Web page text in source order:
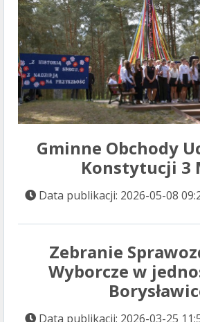
Gminne Obchody
Konstytucji 3
Data publikacji: 2026-05-08
Zebranie
Wyborcze w
Data publikacji: 2026-03-25